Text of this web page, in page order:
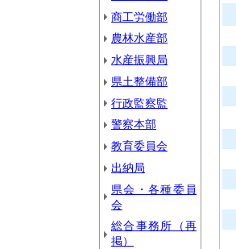
商工労働部
農林水産部
水産振興局
県土整備部
行政監察監
警察本部
教育委員会
出納局
県会・各種委員
会
総合事務所（再
掲）